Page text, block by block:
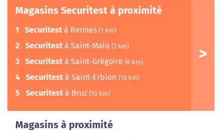
Magasins Securitest à proximité
1 Securitest à Rennes (1 km)
2 Securitest à Saint-Malo (2 km)
3 Securitest à Saint-Grégoire (6 km)
4 Securitest à Saint-Erblon (10 km)
5 Securitest à Bruz (10 km)
Magasins à proximité